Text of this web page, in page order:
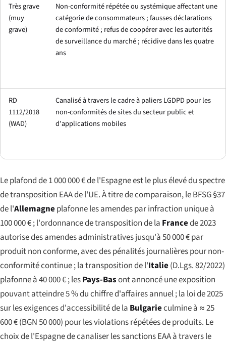
Très grave
(muy
grave)
Non-conformité répétée ou systémique affectant une
catégorie de consommateurs ; fausses déclarations
de conformité ; refus de coopérer avec les autorités
de surveillance du marché ; récidive dans les quatre
ans
RD
1112/2018
(WAD)
Canalisé à travers le cadre à paliers LGDPD pour les
non-conformités de sites du secteur public et
d'applications mobiles
Le plafond de 1 000 000 € de l'Espagne est le plus élevé du spectre
de transposition EAA de l'UE. À titre de comparaison, le BFSG §37
de l'Allemagneplafonne les amendes par infraction unique à
100 000 € ; l'ordonnance de transposition de la Francede 2023
autorise des amendes administratives jusqu'à 50 000 € par
produit non conforme, avec des pénalités journalières pour non-
conformité continue ; la transposition de l'Italie(D.Lgs. 82/2022)
plafonne à 40 000 € ; lesPays-Basont annoncé une exposition
pouvant atteindre 5 % du chiffre d'affaires annuel ; la loi de 2025
sur les exigences d'accessibilité de la Bulgarieculmine à ≈ 25
600 € (BGN 50 000) pour les violations répétées de produits. Le
choix de l'Espagne de canaliser les sanctions EAA à travers le